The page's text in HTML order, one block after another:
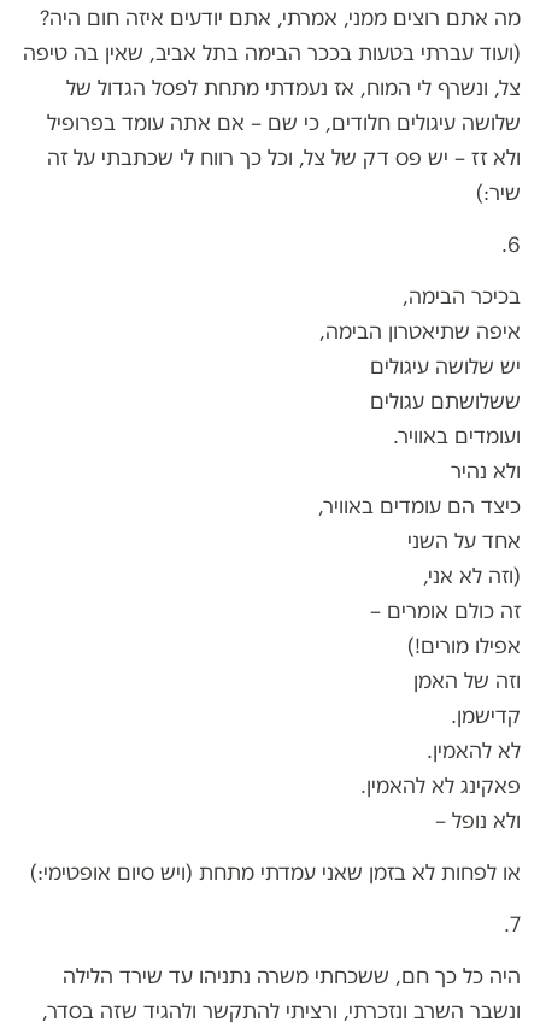
מה אתם רוצים ממני, אמרתי, אתם יודעים איזה חום היה?
(ועוד עברתי בטעות בככר הבימה בתל אביב, שאין בה טיפה
צל, ונשרף לי המוח, אז נעמדתי מתחת לפסל הגדול של
שלושה עיגולים חלודים, כי שם – אם אתה עומד בפרופיל
ולא זז – יש פס דק של צל, וכל כך רווח לי שכתבתי על זה
שיר:)
6.
בכיכר הבימה,
איפה שתיאטרון הבימה,
יש שלושה עיגולים
ששלושתם עגולים
ועומדים באוויר.
ולא נהיר
כיצד הם עומדים באוויר,
אחד על השני
(וזה לא אני,
זה כולם אומרים –
אפילו מורים!)
וזה של האמן
קדישמן.
לא להאמין.
פאקינג לא להאמין.
ולא נופל –
או לפחות לא בזמן שאני עמדתי מתחת (ויש סיום אופטימי:)
7.
היה כל כך חם, ששכחתי משרה נתניהו עד שירד הלילה
ונשבר השרב ונזכרתי, ורציתי להתקשר ולהגיד שזה בסדר,